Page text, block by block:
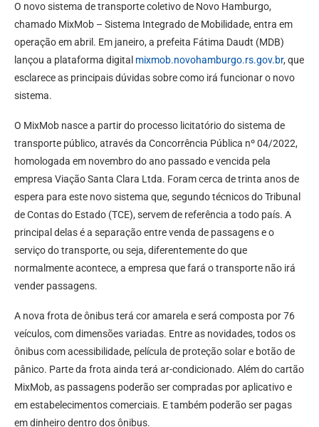
O novo sistema de transporte coletivo de Novo Hamburgo,
chamado MixMob – Sistema Integrado de Mobilidade, entra em
operação em abril. Em janeiro, a prefeita Fátima Daudt (MDB)
lançou a plataforma digital mixmob.novohamburgo.rs.gov.br, que
esclarece as principais dúvidas sobre como irá funcionar o novo
sistema.
O MixMob nasce a partir do processo licitatório do sistema de
transporte público, através da Concorrência Pública nº 04/2022,
homologada em novembro do ano passado e vencida pela
empresa Viação Santa Clara Ltda. Foram cerca de trinta anos de
espera para este novo sistema que, segundo técnicos do Tribunal
de Contas do Estado (TCE), servem de referência a todo país. A
principal delas é a separação entre venda de passagens e o
serviço do transporte, ou seja, diferentemente do que
normalmente acontece, a empresa que fará o transporte não irá
vender passagens.
A nova frota de ônibus terá cor amarela e será composta por 76
veículos, com dimensões variadas. Entre as novidades, todos os
ônibus com acessibilidade, película de proteção solar e botão de
pânico. Parte da frota ainda terá ar-condicionado. Além do cartão
MixMob, as passagens poderão ser compradas por aplicativo e
em estabelecimentos comerciais. E também poderão ser pagas
em dinheiro dentro dos ônibus.